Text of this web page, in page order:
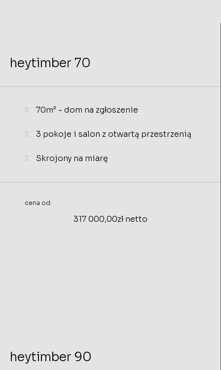
heytimber 70
70m² - dom na zgłoszenie
3 pokoje i salon z otwartą przestrzenią
Skrojony na miarę
cena od:
317 000,00zł netto
heytimber 90